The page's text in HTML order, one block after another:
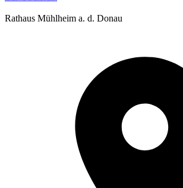
Rathaus Mühlheim a. d. Donau